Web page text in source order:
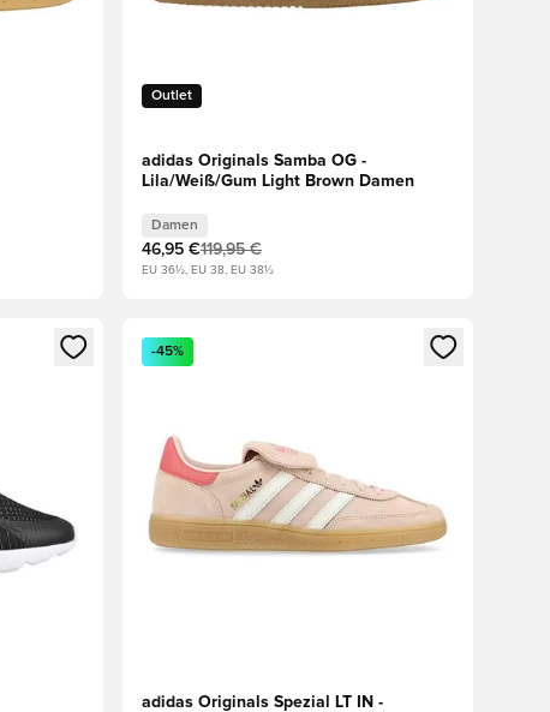
Outlet
adidas Originals Samba OG -
Lila/Weiß/Gum Light Brown Damen
Damen
46,95 €119,95 €
EU 36½, EU 38, EU 38½
Anmelden oder Registrieren als Mitglied
Öffnet ein neues Fenster zum Anmelden oder
-45%
adidas Originals Spezial LT IN -